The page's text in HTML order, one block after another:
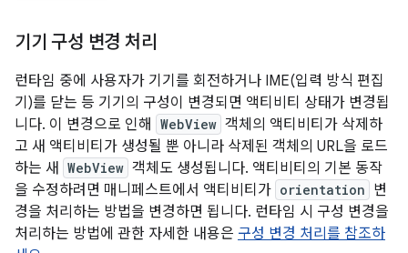
기기 구성 변경 처리
런타임 중에 사용자가 기기를 회전하거나 IME(입력 방식 편집
기)를 닫는 등 기기의 구성이 변경되면 액티비티 상태가 변경됩
니다. 이 변경으로 인해
WebView 객체의 액티비티가 삭제하
고 새 액티비티가 생성될 뿐 아니라 삭제된 객체의 URL을 로드
하는 새
WebView 객체도 생성됩니다. 액티비티의 기본 동작
을 수정하려면 매니페스트에서 액티비티가 orientation 변
경을 처리하는 방법을 변경하면 됩니다. 런타임 시 구성 변경을
처리하는 방법에 관한 자세한 내용은 구성 변경 처리를 참조하